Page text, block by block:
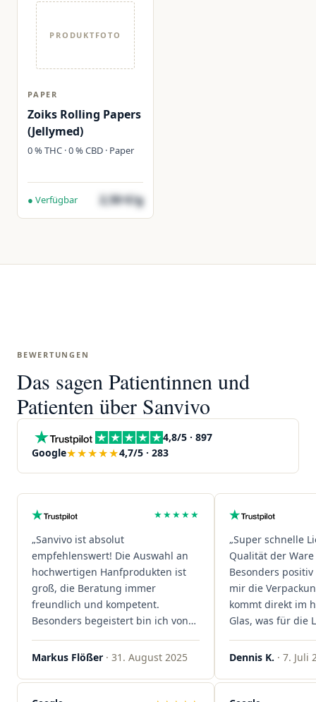
PRODUKTFOTO
PAPER
Zoiks Rolling Papers
(Jellymed)
0 % THC · 0 % CBD · Paper
● Verfügbar 2,50 €/g
BEWERTUNGEN
Das sagen Patientinnen und
Patienten über Sanvivo
4,8/5 · 897
Google★★★★★4,7/5 · 283
★★★★★
„Sanvivo ist absolut
empfehlenswert! Die Auswahl an
hochwertigen Hanfprodukten ist
groß, die Beratung immer
freundlich und kompetent.
Besonders begeistert bin ich von
der schnellen Rezeptannahme –
alles läuft unkompliziert und
sind extrem zügig, was mir jedes
Markus Flößer · 31. August 2025
„Super schnelle
Qualität der
Besonders
mir die
kommt direkt im
Glas, was für die
ist. Ich bestelle
wieder!"
Dennis K. · 7. Juli